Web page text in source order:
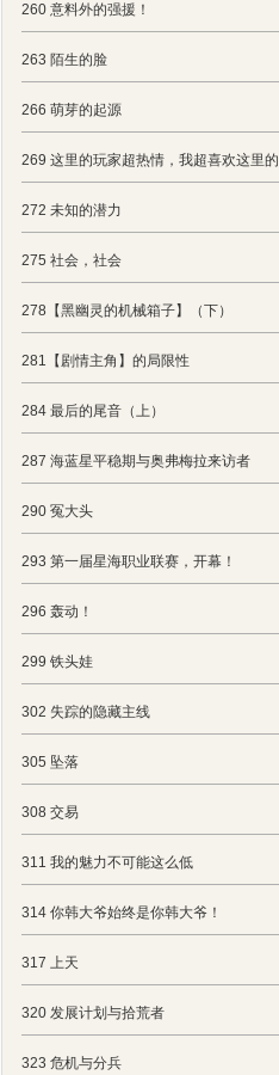
260 意料外的强援！
263 陌生的脸
266 萌芽的起源
269 这里的玩家超热情，我超喜欢这里的
272 未知的潜力
275 社会，社会
278【黑幽灵的机械箱子】（下）
281【剧情主角】的局限性
284 最后的尾音（上）
287 海蓝星平稳期与奥弗梅拉来访者
290 冤大头
293 第一届星海职业联赛，开幕！
296 轰动！
299 铁头娃
302 失踪的隐藏主线
305 坠落
308 交易
311 我的魅力不可能这么低
314 你韩大爷始终是你韩大爷！
317 上天
320 发展计划与拾荒者
323 危机与分兵